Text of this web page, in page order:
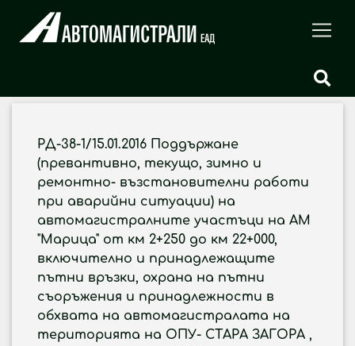
РД-38-1/15.01.2016 Поддържане
(превантивно, текущо, зимно и
ремонтно- възстановителни работи
при аварийни ситуации) на
автомагистралните участъци на АМ
"Марица" от км 2+250 до км 22+000,
включително и принадлежащите
пътни връзки, охрана на пътни
съоръжения и принадлежности в
обхвата на автомагистралата на
територията на ОПУ- СТАРА ЗАГОРА ,